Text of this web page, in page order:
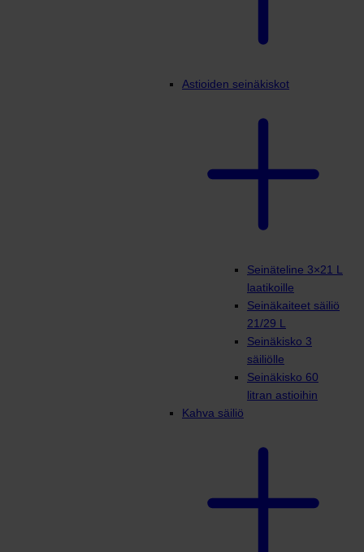
Astioiden seinäkiskot
Seinäteline 3×21 L
laatikoille
Seinäkaiteet säiliö
21/29 L
Seinäkisko 3
säiliölle
Seinäkisko 60
litran astioihin
Kahva säiliö